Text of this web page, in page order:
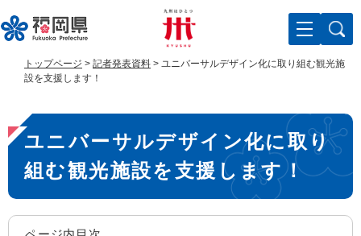
ー
ジ
す
。
ニ
ュ
し
て
へ
トップページ > 記者発表資料 > ユニバーサルデザイン化に取り組む観光施
設を支援します！
本
文
ユニバーサルデザイン化に取り
組む観光施設を支援します！